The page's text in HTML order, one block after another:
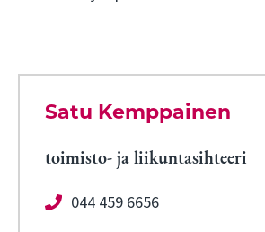
Satu Kemppainen
toimisto- ja liikuntasihteeri
044 459 6656